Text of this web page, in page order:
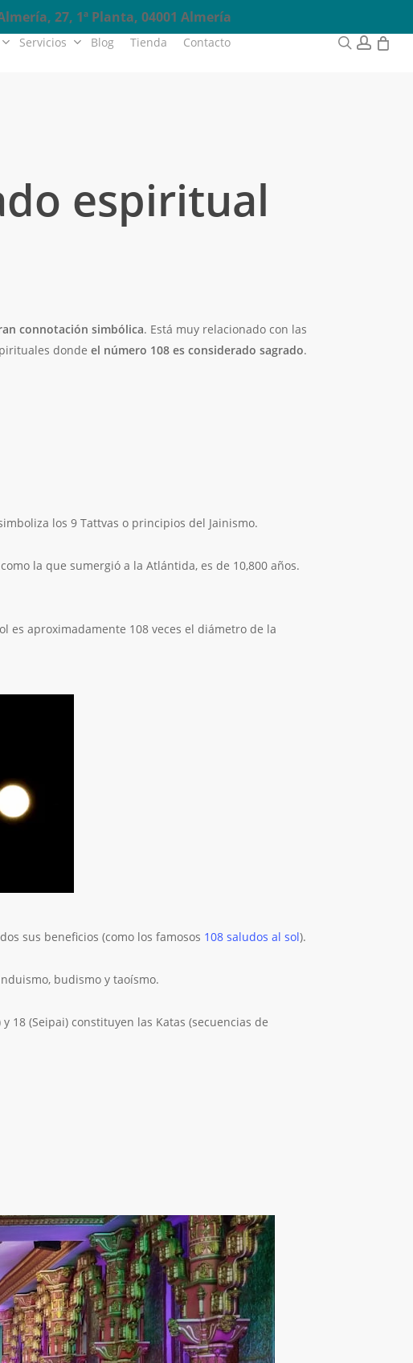
27, 1ª Planta, 04001 Almería
Servicios Blog Tienda Contacto search0
espiritual
connotación simbólica. Está muy relacionado con las
donde el número 108 es considerado sagrado.
los 9 Tattvas o principios del Jainismo.
la que sumergió a la Atlántida, es de 10,800 años.
es aproximadamente 108 veces el diámetro de la
sus beneficios (como los famosos 108 saludos al sol).
budismo y taoísmo.
18 (Seipai) constituyen las Katas (secuencias de